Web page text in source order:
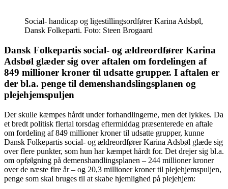
Social- handicap og ligestillingsordfører Karina Adsbøl,
Dansk Folkeparti. Foto: Steen Brogaard
Dansk Folkepartis social- og ældreordfører Karina
Adsbøl glæder sig over aftalen om fordelingen af
849 millioner kroner til udsatte grupper. I aftalen er
der bl.a. penge til demenshandslingsplanen og
plejehjemspuljen
Der skulle kæmpes hårdt under forhandlingerne, men det lykkes. Da
et bredt politisk flertal torsdag eftermiddag præsenterede en aftale
om fordeling af 849 millioner kroner til udsatte grupper, kunne
Dansk Folkepartis social- og ældreordfører Karina Adsbøl glæde sig
over flere punkter, som hun har kæmpet hårdt for. Det drejer sig bl.a.
om opfølgning på demenshandlingsplanen – 244 millioner kroner
over de næste fire år – og 20,3 millioner kroner til plejehjemspuljen,
penge som skal bruges til at skabe hjemlighed på plejehjem: